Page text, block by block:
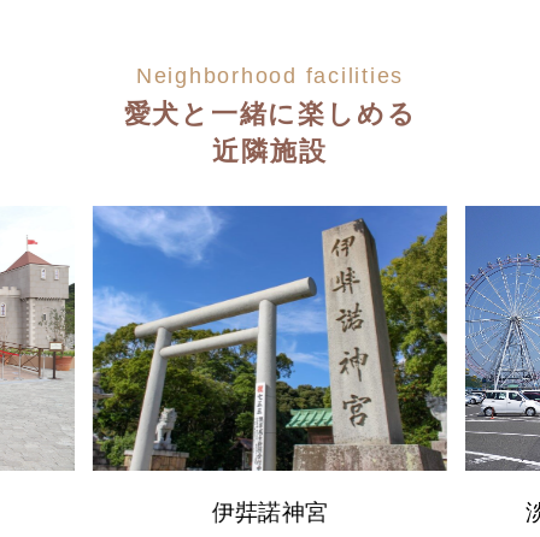
Neighborhood facilities
愛犬と一緒に楽しめる
近隣施設
淡路島サービスエリア